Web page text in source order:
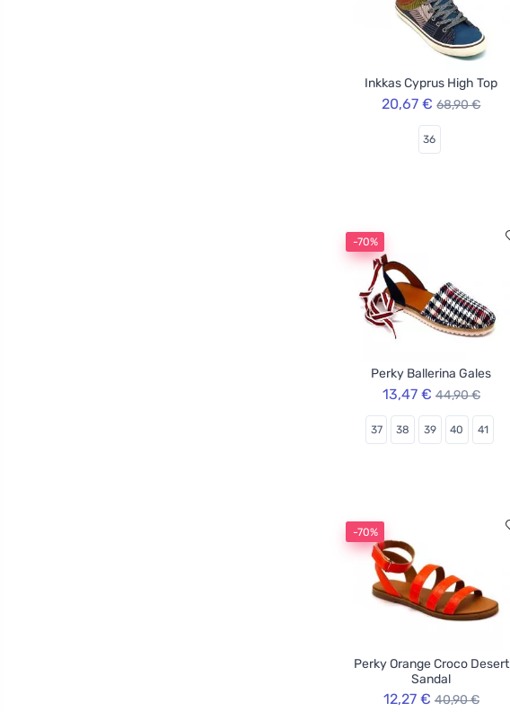
Inkkas Cyprus High Top
20,67 € 68,90 €
36
-70%
Perky Ballerina Gales
13,47 € 44,90 €
37 38 39 40 41
-70%
Perky Orange Croco Desert
Sandal
12,27 € 40,90 €